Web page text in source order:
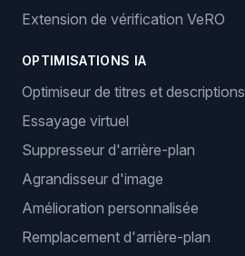
Extension de vérification VeRO
OPTIMISATIONS IA
Optimiseur de titres et descriptions
Essayage virtuel
Suppresseur d'arrière-plan
Agrandisseur d'image
Amélioration personnalisée
Remplacement d'arrière-plan